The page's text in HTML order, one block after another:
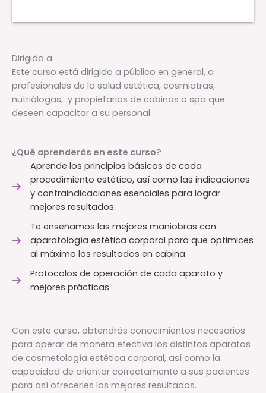
Dirigido a:
Este curso está dirigido a público en general, a
profesionales de la salud estética, cosmiatras,
nutriólogas, y propietarios de cabinas o spa que
deseen capacitar a su personal.
¿Qué aprenderás en este curso?
Aprende los principios básicos de cada
procedimiento estético, así como las indicaciones
y contraindicaciones esenciales para lograr
mejores resultados.
Te enseñamos las mejores maniobras con
aparatología estética corporal para que optimices
al máximo los resultados en cabina.
Protocolos de operación de cada aparato y
mejores prácticas
Con este curso, obtendrás conocimientos necesarios
para operar de manera efectiva los distintos aparatos
de cosmetología estética corporal, así como la
capacidad de orientar correctamente a sus pacientes
para así ofrecerles los mejores resultados.